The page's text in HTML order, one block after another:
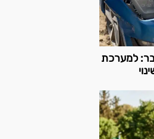
באוקטובר: למערכת